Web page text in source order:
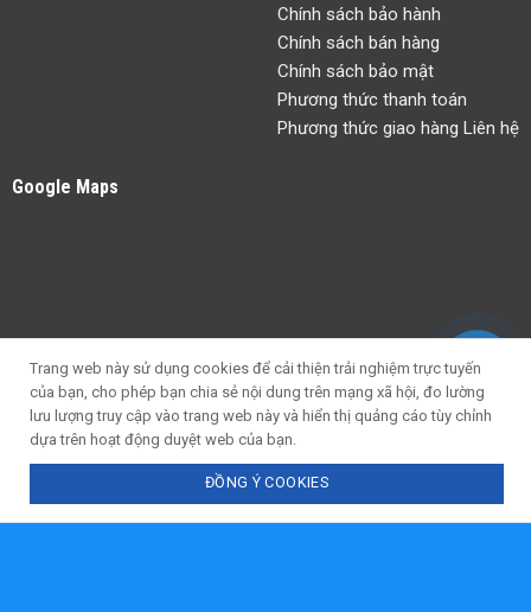
Chính sách bảo hành
Chính sách bán hàng
Chính sách bảo mật
Phương thức thanh toán
Phương thức giao hàng Liên hệ
Google Maps
Trang web này sử dụng cookies để cải thiện trải nghiệm trực tuyến
của bạn, cho phép bạn chia sẻ nội dung trên mạng xã hội, đo lường
lưu lượng truy cập vào trang web này và hiển thị quảng cáo tùy chỉnh
dựa trên hoạt động duyệt web của bạn.
ĐỒNG Ý COOKIES
Chat với tư vấn viên